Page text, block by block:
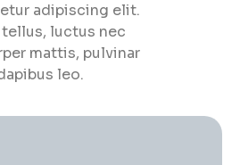
adipiscing elit.
luctus nec
mattis, pulvinar
leo.